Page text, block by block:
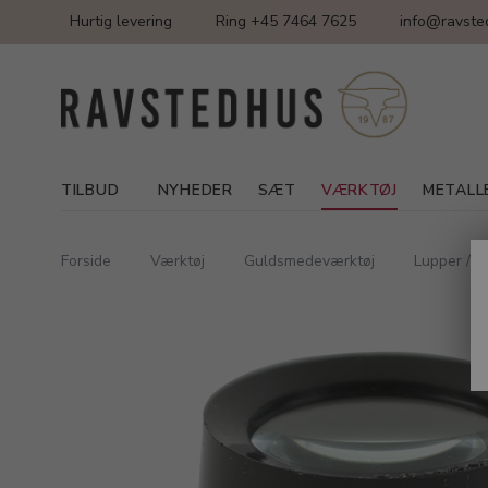
Hurtig levering Ring +45 7464 7625
TILBUD NYHEDER SÆT VÆRKTØJ
Forside Værktøj Guldsmedeværktøj Lupper /